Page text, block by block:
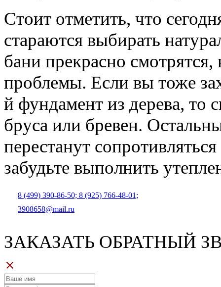
Стоит отметить, что
стараются выбирать
бани прекрасно
проблемы. Если вы тоже
й фундамент из дерева, то
бруса или бревен.
перестанут
забудьте выполнить
8 (499) 390-86-50; 8 (925) 766-48-01;
3908658@mail.ru
ЗАКАЗАТЬ ОБРАТНЫЙ